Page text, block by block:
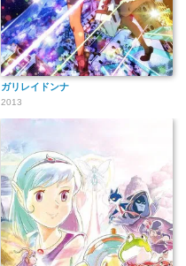
ガリレイドンナ
2013